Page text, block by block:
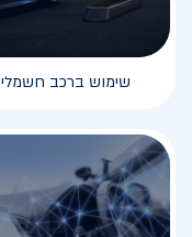
שימוש ברכב חשמלי